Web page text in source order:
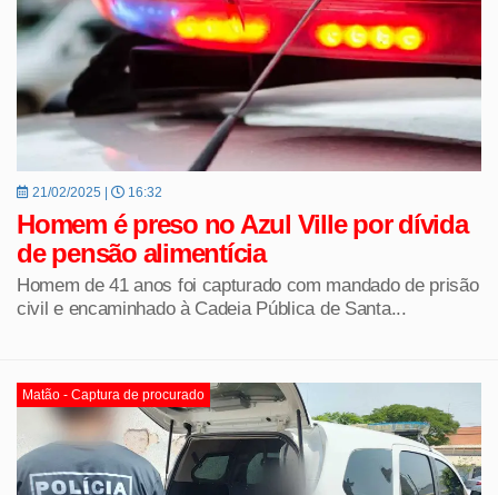
21/02/2025 | 16:32
Homem é preso no Azul Ville por dívida
de pensão alimentícia
Homem de 41 anos foi capturado com mandado de prisão
civil e encaminhado à Cadeia Pública de Santa...
Matão - Captura de procurado